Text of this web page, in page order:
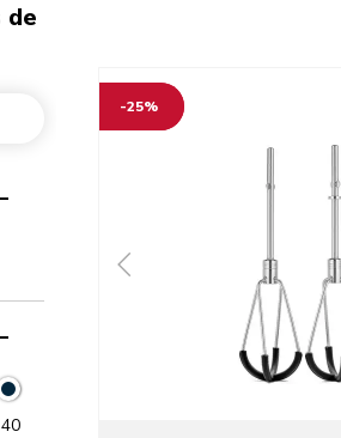
de
40
-25%